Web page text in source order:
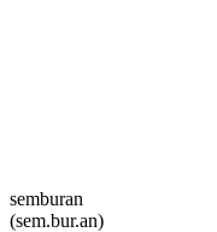
semburan
(sem.bur.an)